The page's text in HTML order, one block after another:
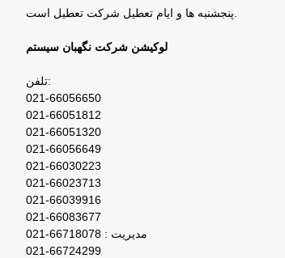
لوکیشن شرکت نگهبان سیستم
تلفن:
021-66056650
021-66051812
021-66051320
021-66056649
021-66030223
021-66023713
021-66039916
021-66083677
مدیریت : 66718078-021
021-66724299